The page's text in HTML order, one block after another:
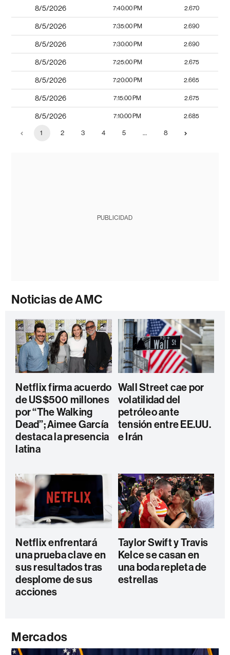
8/5/2026 7:40:00 PM 2.670
8/5/2026 7:35:00 PM 2.690
8/5/2026 7:30:00 PM 2.690
8/5/2026 7:25:00 PM 2.675
8/5/2026 7:20:00 PM 2.665
8/5/2026 7:15:00 PM 2.675
8/5/2026 7:10:00 PM 2.685
1 2 3 4 5 … 8
PUBLICIDAD
Noticias de AMC
Netflix firma acuerdo
de US$500 millones
por “The Walking
Dead”; Aimee García
destaca la presencia
latina
Wall Street cae por
volatilidad del
petróleo ante
tensión entre EE.UU.
e Irán
Netflix enfrentará
una prueba clave en
sus resultados tras
desplome de sus
acciones
Taylor Swift y Travis
Kelce se casan en
una boda repleta de
estrellas
Mercados